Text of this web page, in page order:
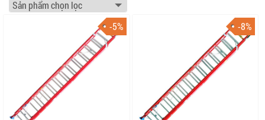
-5% -8%